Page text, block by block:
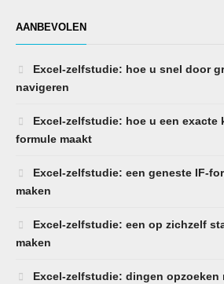
AANBEVOLEN
Excel-zelfstudie: hoe u snel door
navigeren
Excel-zelfstudie: hoe u een exacte
formule maakt
Excel-zelfstudie: een geneste IF-
maken
Excel-zelfstudie: een op zichzelf
maken
Excel-zelfstudie: dingen opzoeken